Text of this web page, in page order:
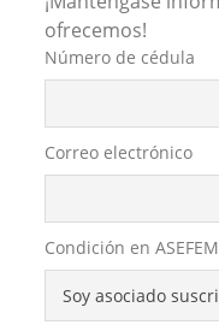
ofrecemos!
Número de cédula
Correo electrónico
Condición en